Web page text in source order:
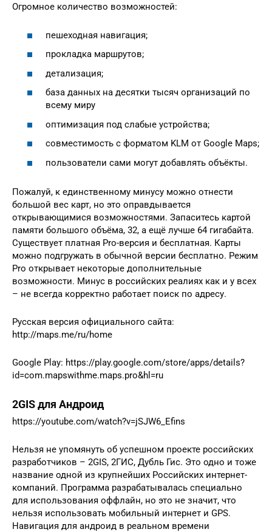
Огромное количество возможностей:
пешеходная навигация;
прокладка маршрутов;
детализация;
база данных на десятки тысяч организаций по
всему миру
оптимизация под слабые устройства;
совместимость с форматом KLM от Google Maps;
пользователи сами могут добавлять объёкты.
Пожалуй, к единственному минусу можно отнести
большой вес карт, но это оправдывается
открывающимися возможностями. Запаситесь картой
памяти большого объёма, 32, а ещё лучше 64 гигабайта.
Существует платная Pro-версия и бесплатная. Карты
можно подгружать в обычной версии бесплатно. Режим
Pro открывает некоторые дополнительные
возможности. Минус в российских реалиях как и у всех
– не всегда корректно работает поиск по адресу.
Русская версия официального сайта:
http://maps.me/ru/home
Google Play: https://play.google.com/store/apps/details?
id=com.mapswithme.maps.pro&hl=ru
2GIS для Андроид
https://youtube.com/watch?v=jSJW6_Efins
Нельзя не упомянуть об успешном проекте российских
разработчиков – 2GIS, 2ГИС, Дубль Гис. Это одно и тоже
название одной из крупнейших Российских интернет-
компаний. Программа разрабатывалась специально
для использования оффлайн, но это не значит, что
нельзя использовать мобильный интернет и GPS.
Навигация для андроид в реальном времени